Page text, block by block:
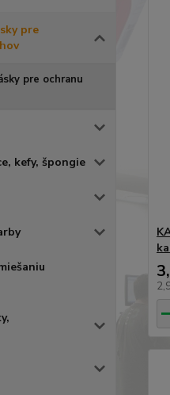
pre
pre ochranu
kefy, špongie